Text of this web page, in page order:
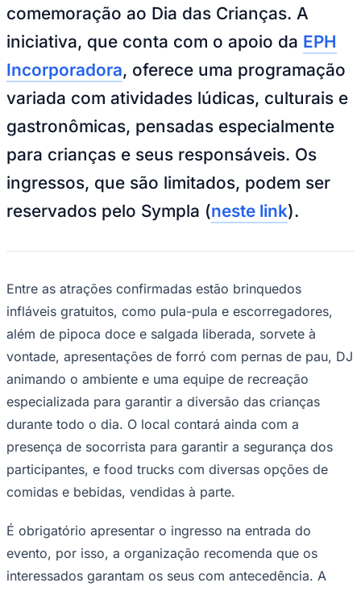
Competições de Futebol
Brasileirão Série A
Brasileirão Série B
Paulistão
Copa do Brasil
Libertadores
Sul-Americana
Copa América
Champions League
Premier League
La Liga
Bundesliga
Mundial 2026
comemoração ao Dia das Crianças. A
iniciativa, que conta com o apoio da EPH
Incorporadora, oferece uma programação
variada com atividades lúdicas, culturais e
gastronômicas, pensadas especialmente
para crianças e seus responsáveis. Os
ingressos, que são limitados, podem ser
reservados pelo Sympla (neste link).
Entre as atrações confirmadas estão brinquedos
infláveis gratuitos, como pula-pula e escorregadores,
além de pipoca doce e salgada liberada, sorvete à
vontade, apresentações de forró com pernas de pau, DJ
animando o ambiente e uma equipe de recreação
especializada para garantir a diversão das crianças
durante todo o dia. O local contará ainda com a
presença de socorrista para garantir a segurança dos
participantes, e food trucks com diversas opções de
comidas e bebidas, vendidas à parte.
É obrigatório apresentar o ingresso na entrada do
evento, por isso, a organização recomenda que os
interessados garantam os seus com antecedência. A